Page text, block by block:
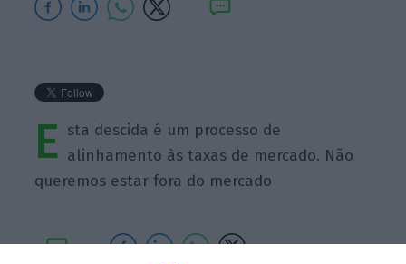
E sta descida é um processo de
alinhamento às taxas de mercado. Não
queremos estar fora do mercado